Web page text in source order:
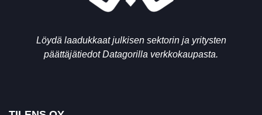
Löydä laadukkaat julkisen sektorin ja yritysten
päättäjätiedot Datagorilla verkkokaupasta.